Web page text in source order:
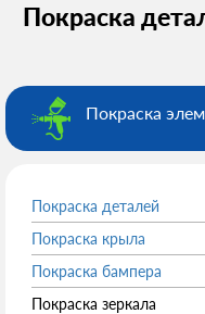
Покраска
Покраска
Покраска деталей
Покраска крыла
Покраска бампера
Покраска зеркала